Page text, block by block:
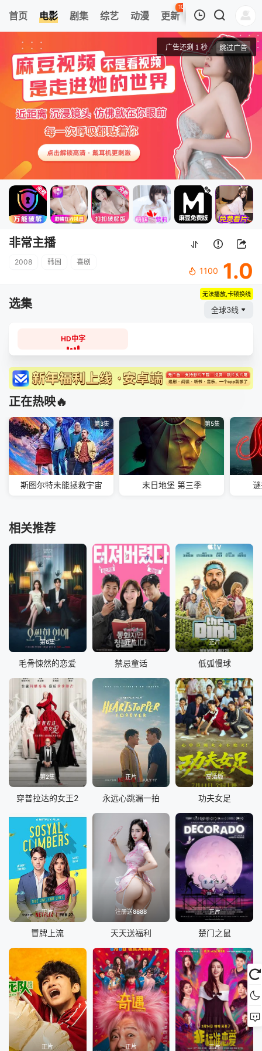
首页 电影 剧集 综艺 动漫 更新
104
热榜 APP
HD中字
非常主播
清空
非常主播
2008 韩国 喜剧
1100 1.0
选集
无法播放,卡顿换线
全球3线
HD中字
正在热映🔥
第3集
斯图尔特未能拯救宇宙
第5集
末日地堡 第三季
相关推荐
第6集
毛骨悚然的恋爱
正片
禁忌童话
正片
低弧慢球
第2集
穿普拉达的女王2
正片
永远心跳漏一拍
高清版
功夫女足
正片
冒牌上流
注册送8888
天天送福利
正片
楚门之鼠
正片 正片 正片